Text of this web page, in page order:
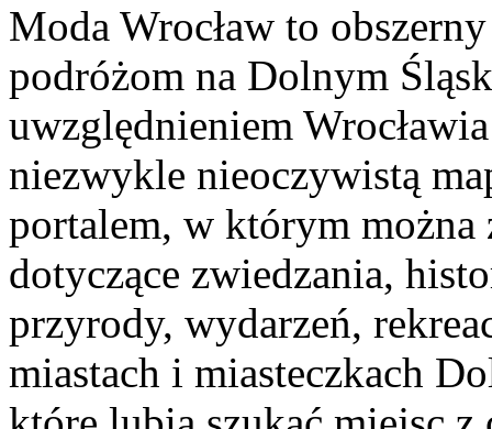
Moda Wrocław to
podróżom na Dolnym
uwzględnieniem
niezwykle nieoczywistą
portalem, w którym można
dotyczące zwiedzania,
przyrody, wydarzeń,
miastach i miasteczkach